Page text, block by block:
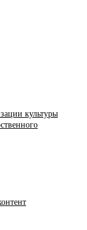
культуры